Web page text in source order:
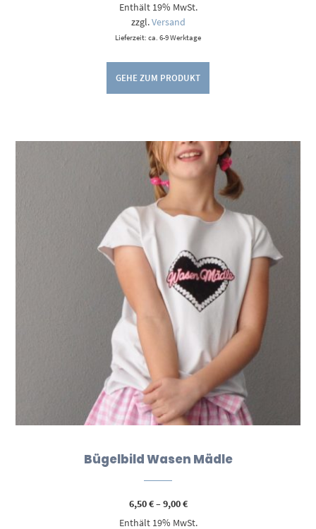
bis
Enthält 19% MwSt.
zzgl.Versand
Lieferzeit: ca. 6-9 Werktage
GEHE ZUM PRODUKT
Bügelbild Wasen Mädle
6,50€–9,00€Preisspanne:
bis
Enthält 19% MwSt.